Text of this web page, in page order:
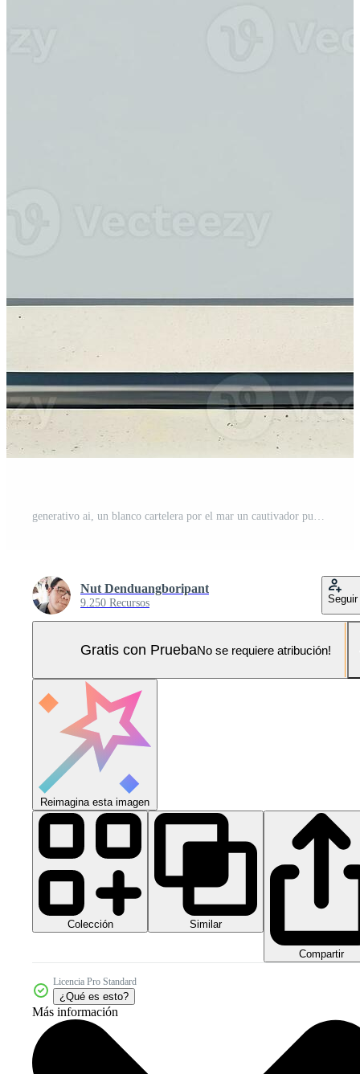
generativo ai, un blanco cartelera por el mar un cautivador publicidad oportunidad para tu producto Foto Pro
Nut Denduangboripant
9.250 Recursos Seguir
Gratis con PruebaNo se requiere atribución!
Reimagina esta imagen
Colección Similar
Compartir
Licencia Pro Standard
¿Qué es esto?
Más información